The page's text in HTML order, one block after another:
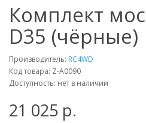
Комплект
D35 (чёрные)
Производитель: RC4WD
Код товара: Z-A0090
Доступность: нет в наличии
21 025 р.